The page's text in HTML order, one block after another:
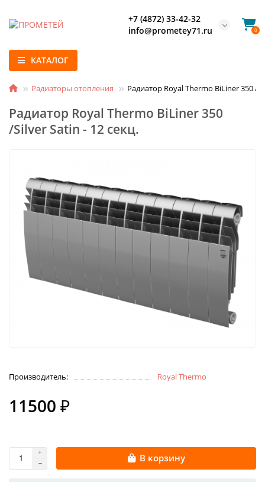
+7 (4872) 33-42-32
info@prometey71.ru
0
КАТАЛОГ
Радиаторы отопления Радиатор Royal Thermo BiLiner 350 /
Радиатор Royal Thermo BiLiner 350
/Silver Satin - 12 секц.
Производитель: Royal Thermo
11500 ₽
В корзину